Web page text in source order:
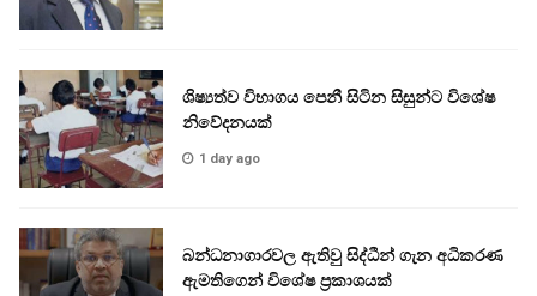
ශිෂ්‍යත්ව විභාගය පෙනී සිටින සිසුන්ට විශේෂ
නිවේදනයක්
1 day ago
බන්ධනාගාරවල ඇතිවු සිද්ධීන් ගැන අධිකරණ
ඇමතිගෙන් විශේෂ ප්‍රකාශයක්